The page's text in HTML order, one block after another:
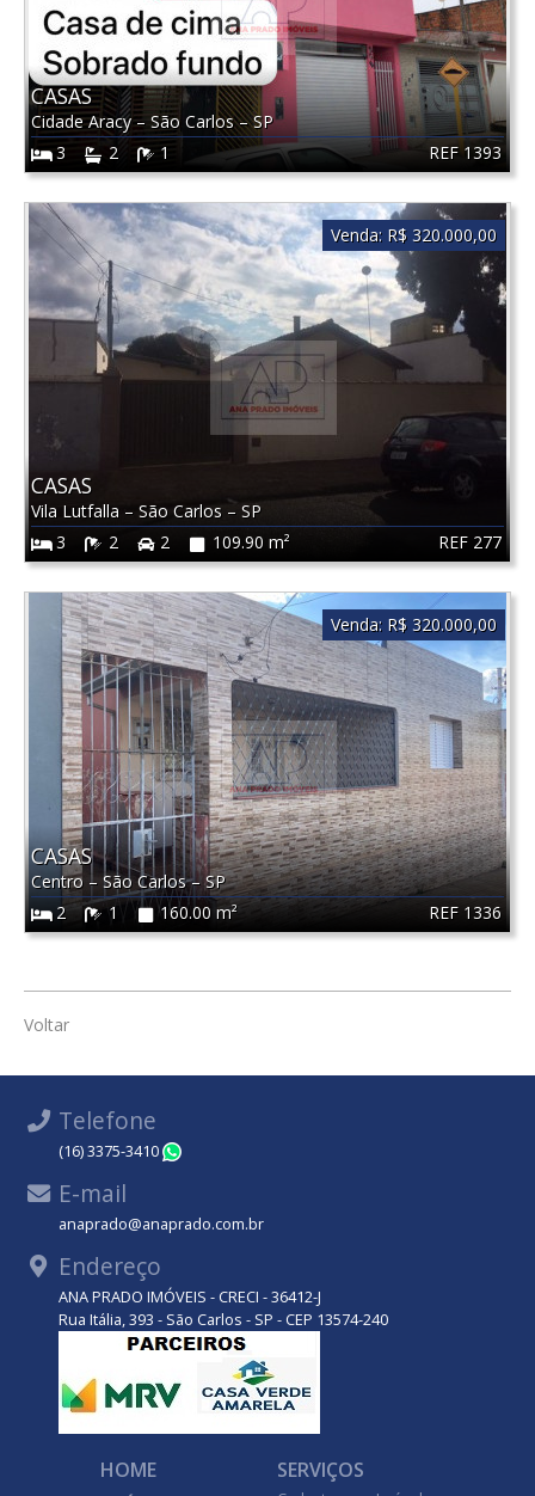
REF 1393
CASAS
Cidade Aracy– São Carlos–SP
3
2 1
REF 277
CASAS
Vila Lutfalla – São Carlos – SP
3
2 2 109.90 m²
Venda: R$ 320.000,00
REF 1336
CASAS
Centro – São Carlos–SP
2
1 160.00 m²
Venda: R$ 320.000,00
Voltar
Telefone
(16) 3375-3410
E-mail
anaprado@anaprado.com.br
Endereço
ANA PRADO IMÓVEIS - CRECI - 36412-J
Rua Itália, 393 - São Carlos - SP - CEP 13574-240
HOME
SERVIÇOS